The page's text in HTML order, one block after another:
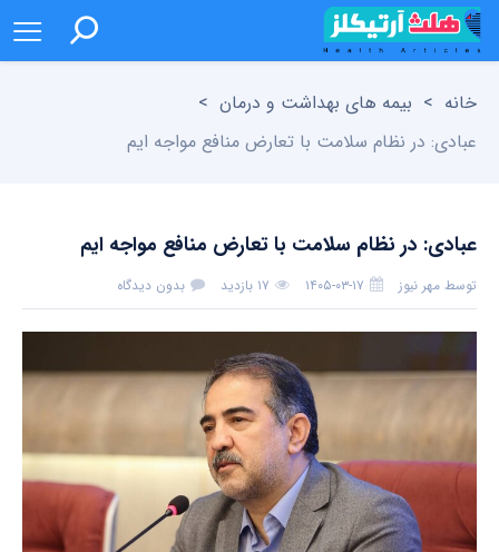
خانه > بیمه های بهداشت و درمان >
عبادی: در نظام سلامت با تعارض منافع مواجه ایم
عبادی: در نظام سلامت با تعارض منافع مواجه ایم
توسط مهر نیوز ۱۴۰۵-۰۳-۱۷ ۱۷ بازدید بدون دیدگاه